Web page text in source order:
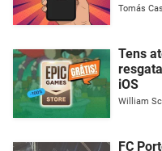
Tomás
Tens
iOS
William
FC